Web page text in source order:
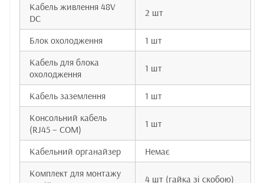
Кабель живлення 48V
DC
2 шт
Блок охолодження
1 шт
Кабель для блока
охолодження
1 шт
Кабель заземлення
1 шт
Консольний кабель
(RJ45 – COM)
1 шт
Кабельний органайзер
Немає
Комплект для монтажу
4 шт (гайка зі скобою)